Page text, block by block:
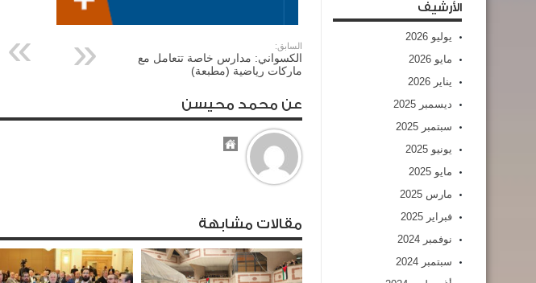
السابق:
الكسواني: مدارس خاصة تتعامل مع
ماركات رياضية (مطبعة)
عن محمد محيسن
مقالات مشابهة
الأرشيف
يوليو 2026
مايو 2026
يناير 2026
ديسمبر 2025
سبتمبر 2025
يونيو 2025
مايو 2025
مارس 2025
فبراير 2025
نوفمبر 2024
سبتمبر 2024